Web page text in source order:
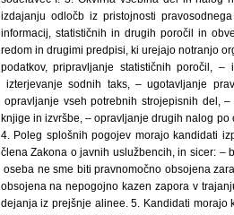
izdajanju odločb iz pristojnosti
informacij, statističnih in drugih poročil in
redom in drugimi predpisi, ki urejajo notranjo
podatkov, pripravljanje statističnih poročil,
izterjevanje sodnih taks, – ugotavljanje
opravljanje vseh potrebnih strojepisnih del,
knjige in izvršbe, – opravljanje drugih nalog
4. Poleg splošnih pogojev morajo kandidati
člena Zakona o javnih uslužbencih, in sicer: –
oseba ne sme biti pravnomočno obsojena
obsojena na nepogojno kazen zapora v
dejanja iz prejšnje alinee. 5. Kandidati